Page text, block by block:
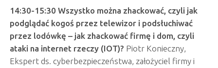
14:30-15:30 Wszystko można zhackować, czyli jak
podglądać kogoś przez telewizor i podsłuchiwać
przez lodówkę – jak zhackować firmę i dom, czyli
ataki na internet rzeczy (IOT)? Piotr Konieczny,
Ekspert ds. cyberbezpieczeństwa, założyciel firmy i